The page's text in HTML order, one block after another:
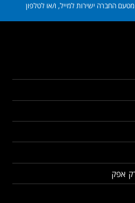
החברה ישירות למייל, ו/או לטלפון
אפק